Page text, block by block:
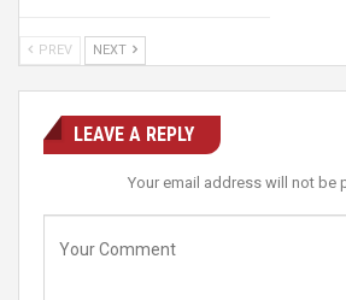
PREV NEXT
LEAVE A REPLY
Your email address will not be